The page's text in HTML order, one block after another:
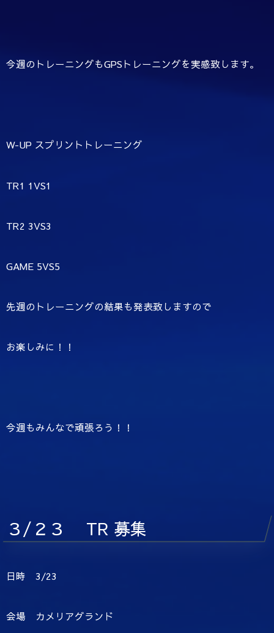
今週のトレーニングもGPSトレーニングを実感致します。
W-UP スプリントトレーニング
TR1 1VS1
TR2 3VS3
GAME 5VS5
先週のトレーニングの結果も発表致しますので
お楽しみに！！
今週もみんなで頑張ろう！！
３/２３ TR 募集
日時 3/23
会場 カメリアグランド